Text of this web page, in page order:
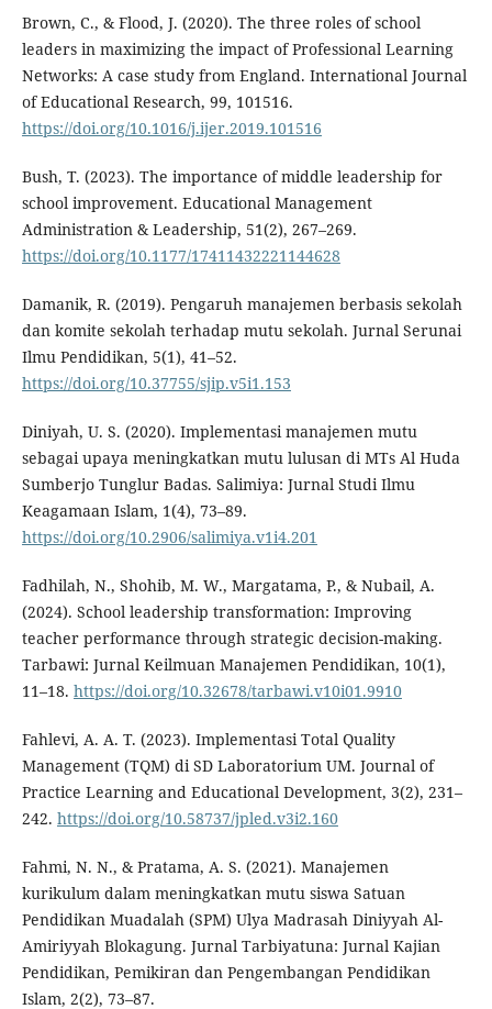
Brown, C., & Flood, J. (2020). The three roles of school
leaders in maximizing the impact of Professional Learning
Networks: A case study from England. International Journal
of Educational Research, 99, 101516.
https://doi.org/10.1016/j.ijer.2019.101516
Bush, T. (2023). The importance of middle leadership for
school improvement. Educational Management
Administration & Leadership, 51(2), 267–269.
https://doi.org/10.1177/17411432221144628
Damanik, R. (2019). Pengaruh manajemen berbasis sekolah
dan komite sekolah terhadap mutu sekolah. Jurnal Serunai
Ilmu Pendidikan, 5(1), 41–52.
https://doi.org/10.37755/sjip.v5i1.153
Diniyah, U. S. (2020). Implementasi manajemen mutu
sebagai upaya meningkatkan mutu lulusan di MTs Al Huda
Sumberjo Tunglur Badas. Salimiya: Jurnal Studi Ilmu
Keagamaan Islam, 1(4), 73–89.
https://doi.org/10.2906/salimiya.v1i4.201
Fadhilah, N., Shohib, M. W., Margatama, P., & Nubail, A.
(2024). School leadership transformation: Improving
teacher performance through strategic decision-making.
Tarbawi: Jurnal Keilmuan Manajemen Pendidikan, 10(1),
11–18. https://doi.org/10.32678/tarbawi.v10i01.9910
Fahlevi, A. A. T. (2023). Implementasi Total Quality
Management (TQM) di SD Laboratorium UM. Journal of
Practice Learning and Educational Development, 3(2), 231–
242. https://doi.org/10.58737/jpled.v3i2.160
Fahmi, N. N., & Pratama, A. S. (2021). Manajemen
kurikulum dalam meningkatkan mutu siswa Satuan
Pendidikan Muadalah (SPM) Ulya Madrasah Diniyyah Al-
Amiriyyah Blokagung. Jurnal Tarbiyatuna: Jurnal Kajian
Pendidikan, Pemikiran dan Pengembangan Pendidikan
Islam, 2(2), 73–87.